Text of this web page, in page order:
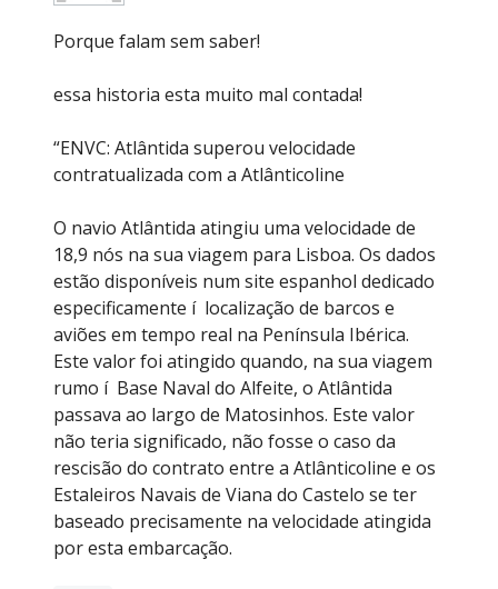
Porque falam sem saber!
essa historia esta muito mal contada!
“ENVC: Atlântida superou velocidade
contratualizada com a Atlânticoline
O navio Atlântida atingiu uma velocidade de
18,9 nós na sua viagem para Lisboa. Os dados
estão disponíveis num site espanhol dedicado
especificamente í localização de barcos e
aviões em tempo real na Península Ibérica.
Este valor foi atingido quando, na sua viagem
rumo í Base Naval do Alfeite, o Atlântida
passava ao largo de Matosinhos. Este valor
não teria significado, não fosse o caso da
rescisão do contrato entre a Atlânticoline e os
Estaleiros Navais de Viana do Castelo se ter
baseado precisamente na velocidade atingida
por esta embarcação.